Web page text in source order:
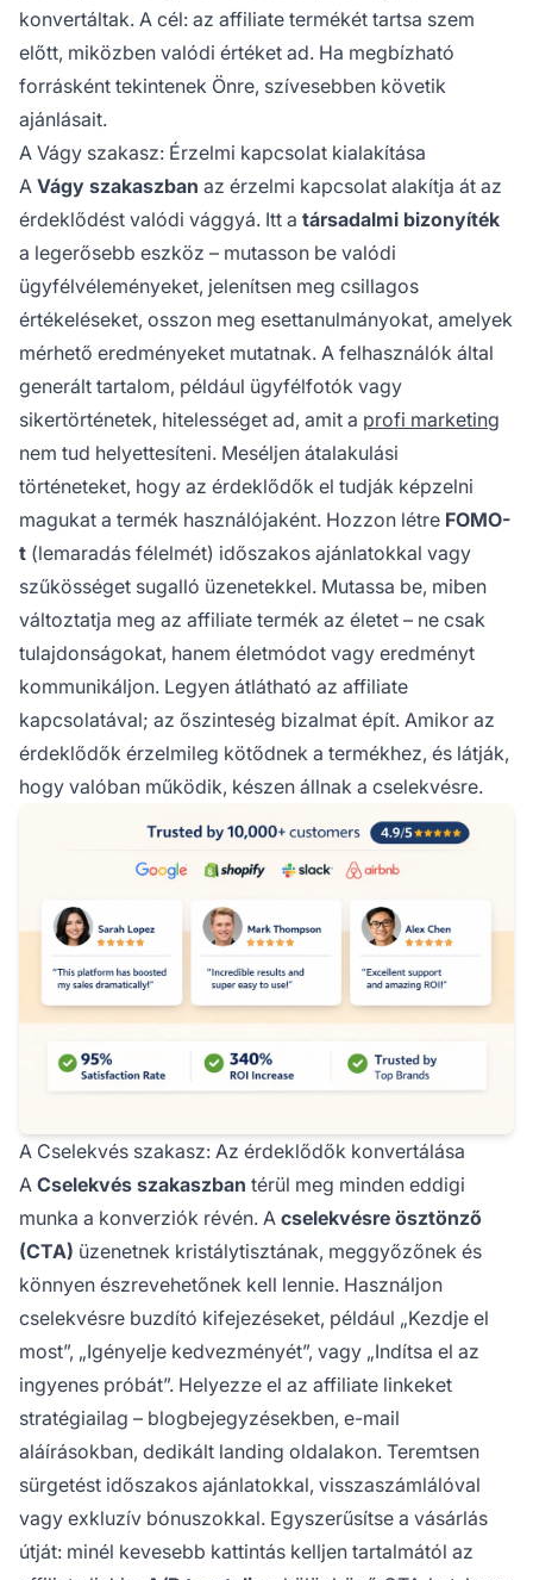
konvertáltak. A cél: az affiliate termékét tartsa szem
előtt, miközben valódi értéket ad. Ha megbízható
forrásként tekintenek Önre, szívesebben követik
ajánlásait.
A Vágy szakasz: Érzelmi kapcsolat kialakítása
A Vágy szakaszban az érzelmi kapcsolat alakítja át az
érdeklődést valódi vággyá. Itt a társadalmi bizonyíték
a legerősebb eszköz – mutasson be valódi
ügyfélvéleményeket, jelenítsen meg csillagos
értékeléseket, osszon meg esettanulmányokat, amelyek
mérhető eredményeket mutatnak. A felhasználók által
generált tartalom, például ügyfélfotók vagy
sikertörténetek, hitelességet ad, amit a profi marketing
nem tud helyettesíteni. Meséljen átalakulási
történeteket, hogy az érdeklődők el tudják képzelni
magukat a termék használójaként. Hozzon létre FOMO-
t (lemaradás félelmét) időszakos ajánlatokkal vagy
szűkösséget sugalló üzenetekkel. Mutassa be, miben
változtatja meg az affiliate termék az életet – ne csak
tulajdonságokat, hanem életmódot vagy eredményt
kommunikáljon. Legyen átlátható az affiliate
kapcsolatával; az őszinteség bizalmat épít. Amikor az
érdeklődők érzelmileg kötődnek a termékhez, és látják,
hogy valóban működik, készen állnak a cselekvésre.
A Cselekvés szakasz: Az érdeklődők konvertálása
A Cselekvés szakaszban térül meg minden eddigi
munka a konverziók révén. A cselekvésre ösztönző
(CTA) üzenetnek kristálytisztának, meggyőzőnek és
könnyen észrevehetőnek kell lennie. Használjon
cselekvésre buzdító kifejezéseket, például „Kezdje el
most”, „Igényelje kedvezményét”, vagy „Indítsa el az
ingyenes próbát”. Helyezze el az affiliate linkeket
stratégiailag – blogbejegyzésekben, e-mail
aláírásokban, dedikált landing oldalakon. Teremtsen
sürgetést időszakos ajánlatokkal, visszaszámlálóval
vagy exkluzív bónuszokkal. Egyszerűsítse a vásárlás
útját: minél kevesebb kattintás kelljen tartalmától az